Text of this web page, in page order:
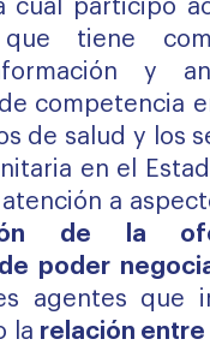
cual participó
tiene
y
competencia
de salud y los
en el
a
de la
poder
agentes que
la relación